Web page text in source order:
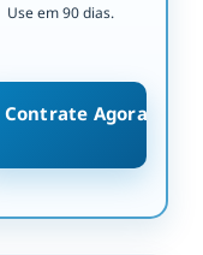
Use em 90 dias.
Contrate Agora